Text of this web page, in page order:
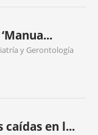
y Gerontología
en l...